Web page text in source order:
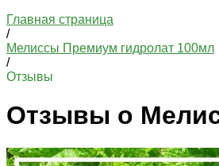
Главная страница
/
Мелиссы Премиум гидролат 100мл
/
Отзывы
Отзывы о